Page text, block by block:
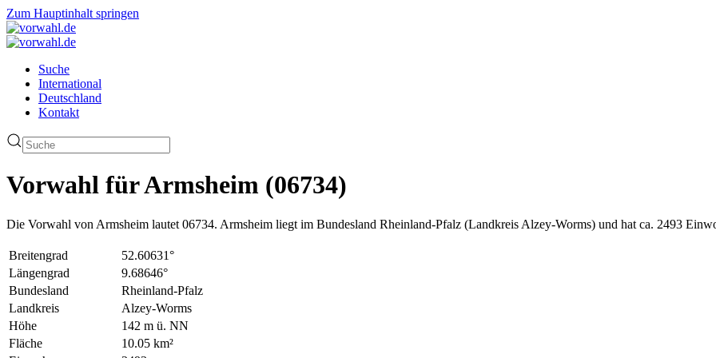
Zum Hauptinhalt springen
Suche
International
Deutschland
Kontakt
Vorwahl für Armsheim (06734)
Die Vorwahl von Armsheim lautet 06734. Armsheim liegt im Bundesland Rheinland-Pfalz (Landkreis Alzey-Worms) und hat ca. 2493
Breitengrad
52.60631°
Längengrad
9.68646°
Bundesland
Rheinland-Pfalz
Landkreis
Alzey-Worms
Höhe
142 m ü. NN
Fläche
10.05 km²